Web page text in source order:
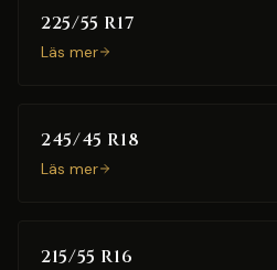
225/55 R17
Läs mer
245/45 R18
Läs mer
215/55 R16